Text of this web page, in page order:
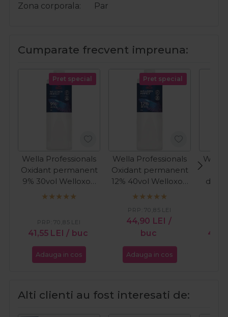
Zona corporala
Par
Cumparate frecvent impreuna:
Pret special
Wella Professionals
Oxidant permanent
9% 30vol Welloxon
Perfect 1000ml
41,55 LEI / buc
PRP:70,85 LEI
Adauga in cos
Pret special
Wella Professionals
Oxidant permanent
12% 40vol Welloxon
Perfect 1000ml
44,90 LEI /
buc
PRP:70,85 LEI
Adauga in cos
Wella
Alti clienti au fost interesati de: